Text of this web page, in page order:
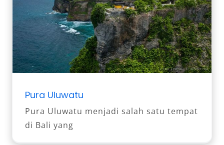
Pura Uluwatu
Pura Uluwatu menjadi salah satu tempat
di Bali yang